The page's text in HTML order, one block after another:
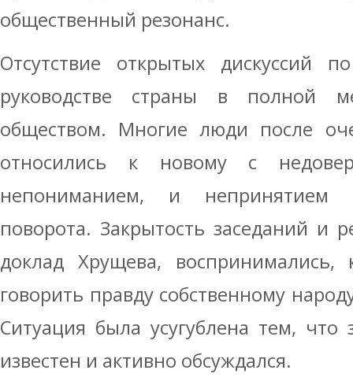
общественный резонанс.
Отсутствие открытых дискуссий
руководстве страны в полной
обществом. Многие люди после
относились к новому с
непониманием, и непринятием
поворота. Закрытость заседаний и
доклад Хрущева,
говорить правду собственному
Ситуация была усугублена тем,
известен и активно обсуждался.